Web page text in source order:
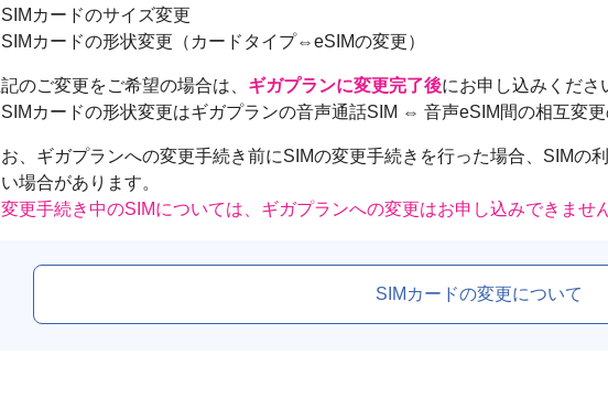
SIMカードのサイズ変更
SIMカードの形状変更（カードタイプ⇔eSIMの変更）
記のご変更をご希望の場合は、 ギガプランに変更完了後にお申し込みくださ
カードの形状変更はギガプランの音声通話SIM ⇔ 音声eSIM間の相互変更
、ギガプランへの変更手続き前にSIMの変更手続きを行った場合、SIMの
場合があります。
更手続き中のSIMについては、ギガプランへの変更はお申し込みできません
SIMカードの変更について